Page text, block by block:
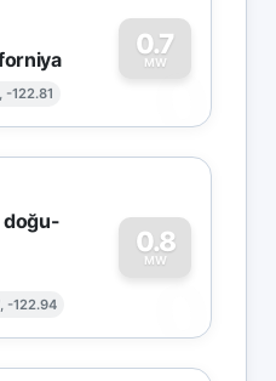
-122.81
0.7
MW
0
doğu-
-122.94
0.8
MW
0